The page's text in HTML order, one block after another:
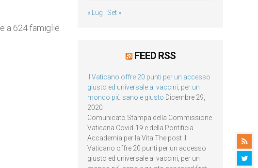
a 624 famiglie
« Lug Set »
FEED RSS
Il Vaticano offre 20 punti per un accesso
giusto ed universale ai vaccini, per un
mondo più sano e giusto Dicembre 29,
2020
Comunicato Stampa della Commissione
Vaticana Covid-19 e della Pontificia
Accademia per la Vita The post Il
Vaticano offre 20 punti per un accesso
giusto ed universale ai vaccini, per un